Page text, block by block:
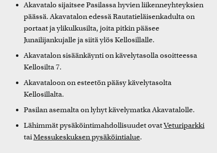
Akavatalo sijaitsee Pasilassa hyvien liikenneyhteyksien
päässä. Akavatalon edessä Rautatieläisenkadulta on
portaat ja ylikulkusilta, joita pitkin pääsee
Junailijankujalle ja siitä ylös Kellosillalle.
Akavatalon sisäänkäynti on kävelytasolla osoitteessa
Kellosilta 7.
Akavataloon on esteetön pääsy kävelytasolta
Kellosillalta.
Pasilan asemalta on lyhyt kävelymatka Akavatalolle.
Lähimmät pysäköintimahdollisuudet ovatVeturiparkki
taiMessukeskuksen pysäköintialue.